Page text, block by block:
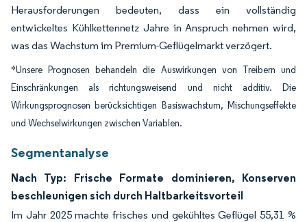
Herausforderungen bedeuten, dass ein vollständig
entwickeltes Kühlkettennetz Jahre in Anspruch nehmen wird,
was das Wachstum im Premium-Geflügelmarkt verzögert.
*Unsere Prognosen behandeln die Auswirkungen von Treibern und
Einschränkungen als richtungsweisend und nicht additiv. Die
Wirkungsprognosen berücksichtigen Basiswachstum, Mischungseffekte
und Wechselwirkungen zwischen Variablen.
Segmentanalyse
Nach Typ: Frische Formate dominieren, Konserven
beschleunigen sich durch Haltbarkeitsvorteil
Im Jahr 2025 machte frisches und gekühltes Geflügel 55,31 %